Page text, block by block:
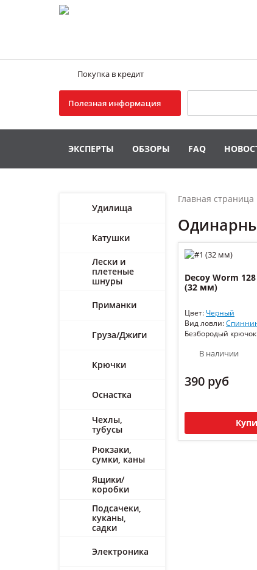
Покупка в кредит
Полезная информация
ЭКСПЕРТЫ ОБЗОРЫ FAQ
Главная страница
Decoy Worm
(32 мм)
Цвет: Черный
Вид ловли:
Безбородый
В наличии
390 руб
Удилища
Катушки
Лески и
плетеные
шнуры
Приманки
Груза/Джиги
Крючки
Оснастка
Чехлы,
тубусы
Рюкзаки,
сумки, каны
Ящики/
коробки
Подсачеки,
куканы,
садки
Электроника